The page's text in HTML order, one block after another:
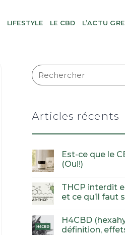
LIFESTYLE LE CBD L’ACTU
Articles récents
Est-ce que le
(Oui!)
THCP interdit
et ce qu’il faut
H4CBD
définition,